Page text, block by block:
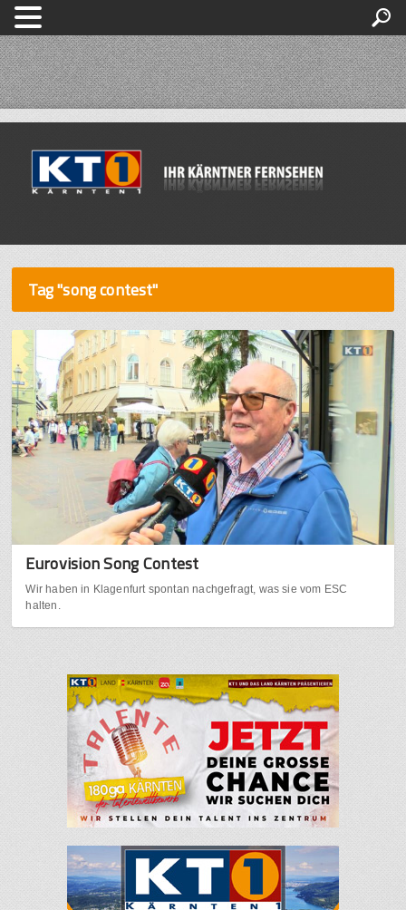
Tag "song contest"
Eurovision Song Contest
Wir haben in Klagenfurt spontan nachgefragt, was sie vom ESC
halten.